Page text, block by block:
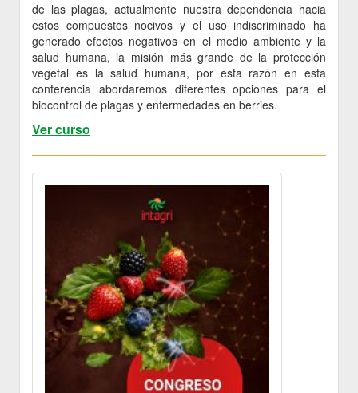
de las plagas, actualmente nuestra dependencia hacia
estos compuestos nocivos y el uso indiscriminado ha
generado efectos negativos en el medio ambiente y la
salud humana, la misión más grande de la protección
vegetal es la salud humana, por esta razón en esta
conferencia abordaremos diferentes opciones para el
biocontrol de plagas y enfermedades en berries.
Ver curso